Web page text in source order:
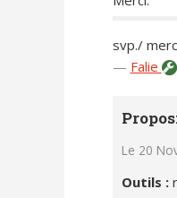
svp./
— Falie
Le 20
Outils :